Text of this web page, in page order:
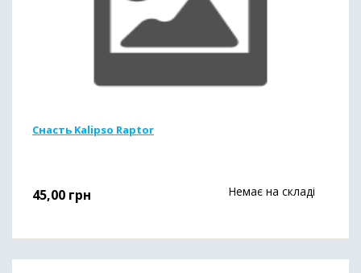
Снасть Kalipso Raptor
45,00 грн Немає на складі